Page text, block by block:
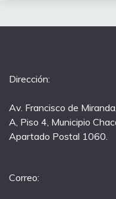
Dirección:
Av. Francisco de
A, Piso 4, Municipio
Apartado Postal 1060.
Correo: